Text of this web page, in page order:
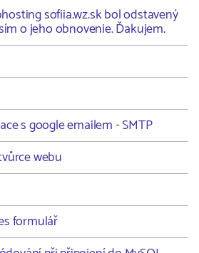
sofiia.wz.sk bol odstavený
o jeho obnovenie. Ďakujem.
s google emailem - SMTP
webu
formulář